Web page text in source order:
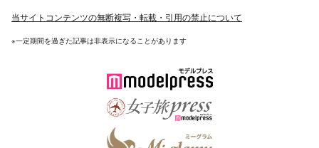
当サイトコンテンツの無断複写・転載・引用の禁止について
※一定期間を過ぎた記事は非表示になることがあります